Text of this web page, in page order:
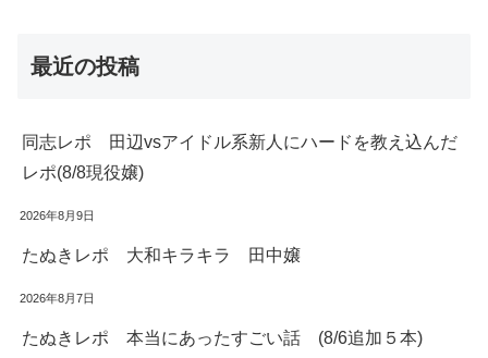
最近の投稿
同志レポ 田辺vsアイドル系新人にハードを教え込んだ
レポ(8/8現役嬢)
2026年8月9日
たぬきレポ 大和キラキラ 田中嬢
2026年8月7日
たぬきレポ 本当にあったすごい話 (8/6追加５本)